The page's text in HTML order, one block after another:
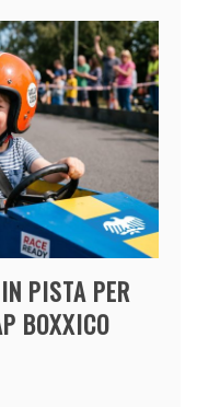
PISTA PER
BOXXICO